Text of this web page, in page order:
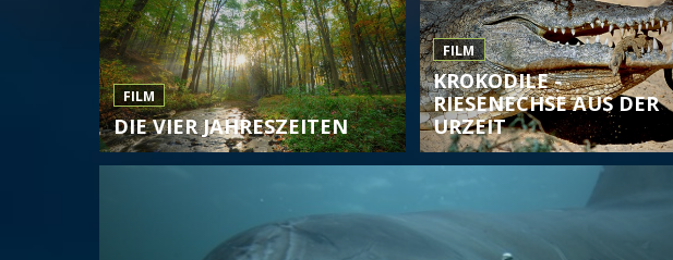
FILM
DIE VIER JAHRESZEITEN
FILM
KROKODILE -
RIESENECHSE AUS DER
URZEIT